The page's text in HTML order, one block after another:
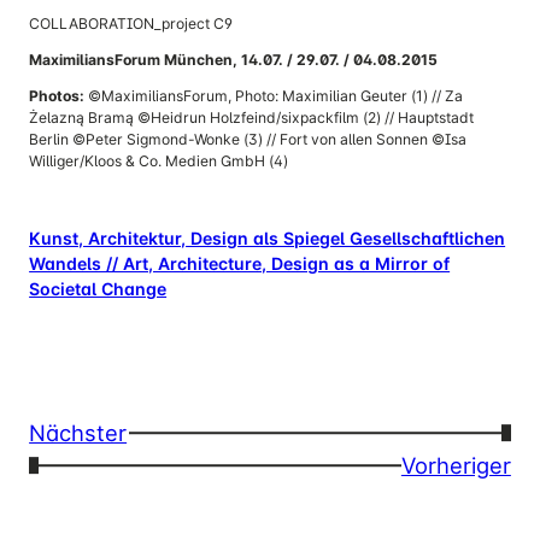
COLLABORATION_project C9
MaximiliansForum München, 14.07. / 29.07. / 04.08.2015
Photos: ©MaximiliansForum, Photo: Maximilian Geuter (1) // Za
Żelazną Bramą ©Heidrun Holzfeind/sixpackfilm (2) // Hauptstadt
Berlin ©Peter Sigmond-Wonke (3) // Fort von allen Sonnen ©Isa
Williger/Kloos & Co. Medien GmbH (4)
Kunst, Architektur, Design als Spiegel Gesellschaftlichen
Wandels // Art, Architecture, Design as a Mirror of
Societal Change
Nächster
→
←
Vorheriger